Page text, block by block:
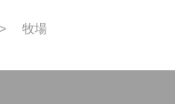
牧場